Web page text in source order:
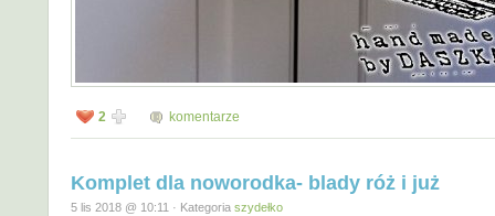
2 komentarze
Komplet dla noworodka- blady róż i już
5 lis 2018 @ 10:11 · Kategoria szydełko